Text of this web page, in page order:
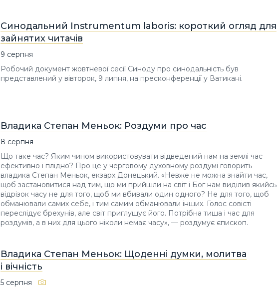
Синодальний Instrumentum laboris: короткий огляд для
зайнятих читачів
9 серпня
Робочий документ жовтневої сесії Синоду про синодальність був
представлений у вівторок, 9 липня, на пресконференції у Ватикані.
Владика Степан Меньок: Роздуми про час
8 серпня
Що таке час? Яким чином використовувати відведений нам на землі час
ефективно і плідно? Про це у черговому духовному роздумі говорить
владика Степан Меньок, екзарх Донецький. «Невже не можна знайти час,
щоб застановитися над тим, що ми прийшли на світ і Бог нам виділив якийсь
відрізок часу не для того, щоб ми вбивали один одного? Не для того, щоб
обманювали самих себе, і тим самим обманювали інших. Голос совісті
переслідує брехунів, але світ приглушує його. Потрібна тиша і час для
роздумів, а в них для цього ніколи немає часу», — роздумує єпископ.
Владика Степан Меньок: Щоденні думки, молитва
і вічність
5 серпня